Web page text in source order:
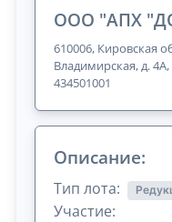
ООО "АПХ
610006, Кировская
Владимирская, д.
434501001
Описание:
Тип лота:
Участие: